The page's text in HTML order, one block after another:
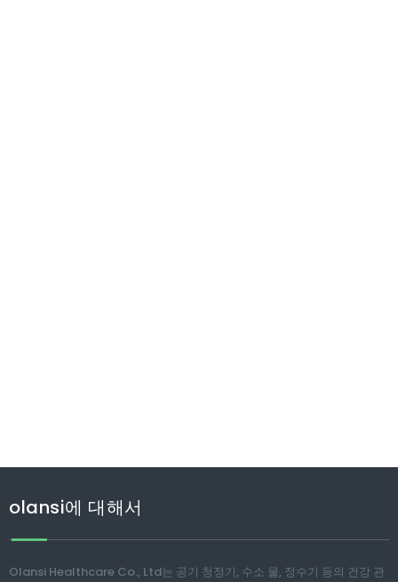
olansi에 대해서
Olansi Healthcare Co., Ltd는 공기 청정기, 수소 물, 정수기 등의 건강 관